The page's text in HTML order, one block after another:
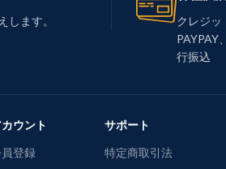
します。
クレジッ
PAYPAY
行振込
ウント
登録
サポート
特定商取引法